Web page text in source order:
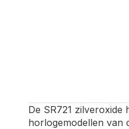
De SR721
horlogemodellen van